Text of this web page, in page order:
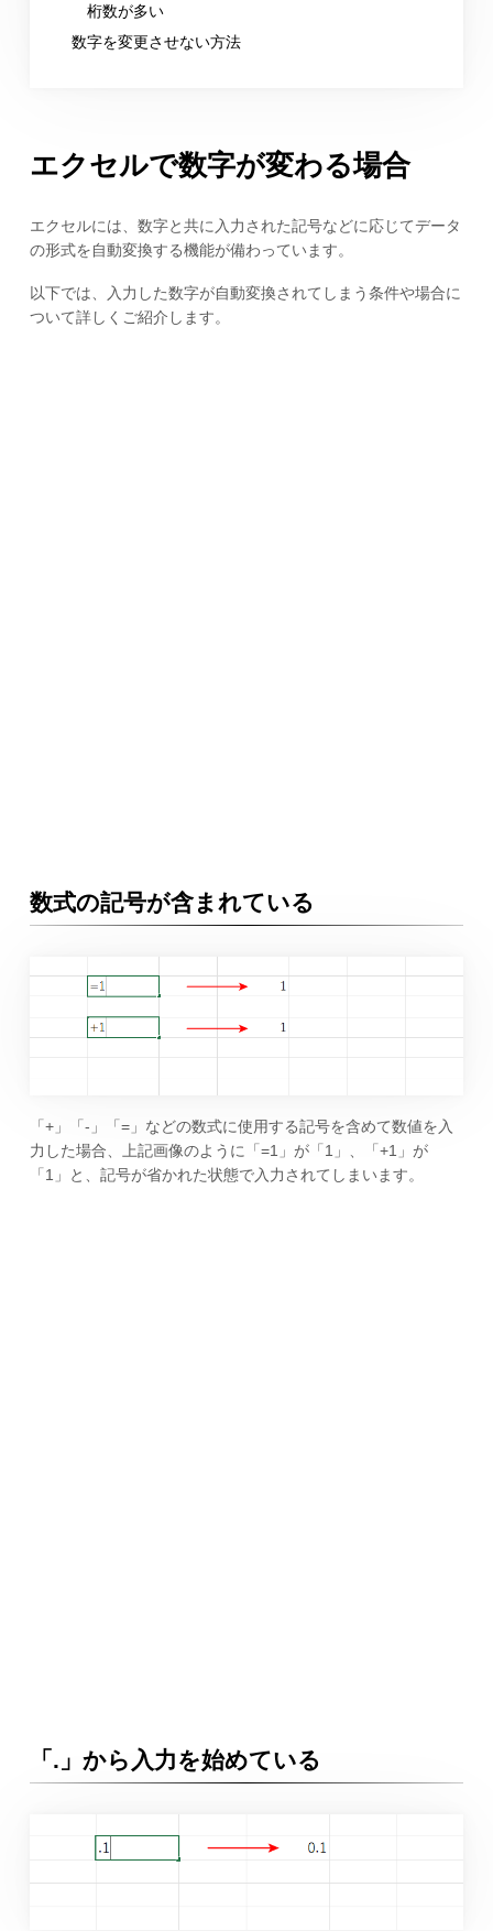
桁数が多い
数字を変更させない方法
エクセルで数字が変わる場合
エクセルには、数字と共に入力された記号などに応じてデータ
の形式を自動変換する機能が備わっています。
以下では、入力した数字が自動変換されてしまう条件や場合に
ついて詳しくご紹介します。
数式の記号が含まれている
「+」「-」「=」などの数式に使用する記号を含めて数値を入
力した場合、上記画像のように「=1」が「1」、「+1」が
「1」と、記号が省かれた状態で入力されてしまいます。
「.」から入力を始めている